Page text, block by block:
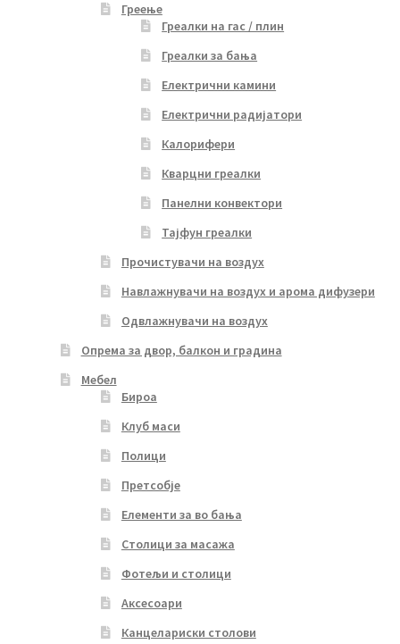
Греење
Греалки на гас / плин
Греалки за бања
Електрични камини
Електрични радијатори
Калорифери
Кварцни греалки
Панелни конвектори
Тајфун греалки
Прочистувачи на воздух
Навлажнувачи на воздух и арома дифузери
Одвлажнувачи на воздух
Опрема за двор, балкон и градина
Мебел
Бироа
Клуб маси
Полици
Претсобје
Елементи за во бања
Столици за масажа
Фотељи и столици
Аксесоари
Канцелариски столови